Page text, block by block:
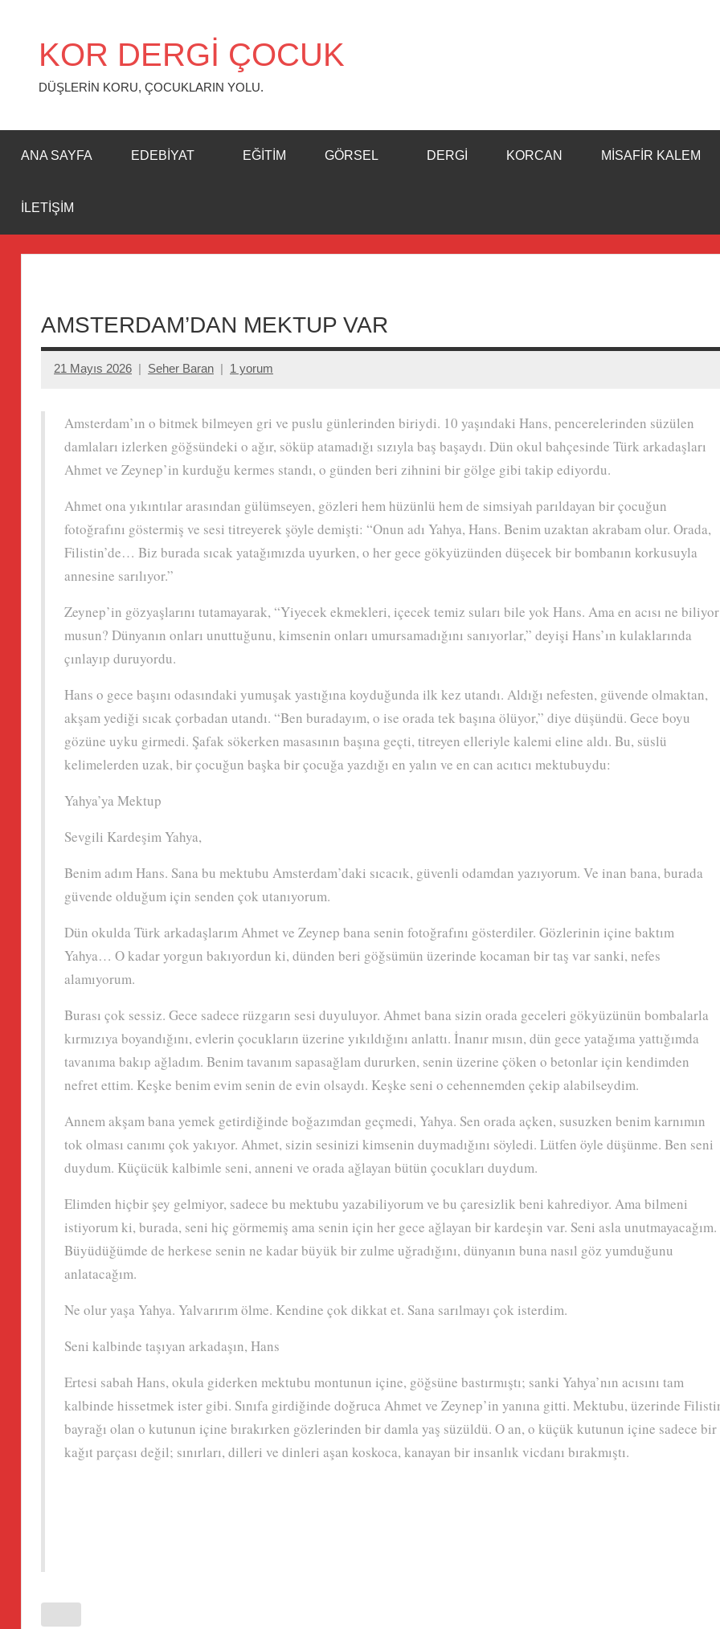
KOR DERGİ ÇOCUK
DÜŞLERİN KORU, ÇOCUKLARIN YOLU.
ANA SAYFA EDEBIYAT EĞITIM GÖRSEL DERGI KORCAN MISAFIR KALEM
İLETIŞIM
AMSTERDAM’DAN MEKTUP VAR
21 Mayıs 2026 Seher Baran 1 yorum
Amsterdam’ın o bitmek bilmeyen gri ve puslu günlerinden biriydi. 10 yaşındaki Hans, pencerelerinden süzülen
damlaları izlerken göğsündeki o ağır, söküp atamadığı sızıyla baş başaydı. Dün okul bahçesinde Türk arkadaşları
Ahmet ve Zeynep’in kurduğu kermes standı, o günden beri zihnini bir gölge gibi takip ediyordu.
Ahmet ona yıkıntılar arasından gülümseyen, gözleri hem hüzünlü hem de simsiyah parıldayan bir çocuğun
fotoğrafını göstermiş ve sesi titreyerek şöyle demişti: “Onun adı Yahya, Hans. Benim uzaktan akrabam olur. Orada,
Filistin’de… Biz burada sıcak yatağımızda uyurken, o her gece gökyüzünden düşecek bir bombanın korkusuyla
annesine sarılıyor.”
Zeynep’in gözyaşlarını tutamayarak, “Yiyecek ekmekleri, içecek temiz suları bile yok Hans. Ama en acısı ne biliyor
musun? Dünyanın onları unuttuğunu, kimsenin onları umursamadığını sanıyorlar,” deyişi Hans’ın kulaklarında
çınlayıp duruyordu.
Hans o gece başını odasındaki yumuşak yastığına koyduğunda ilk kez utandı. Aldığı nefesten, güvende olmaktan,
akşam yediği sıcak çorbadan utandı. “Ben buradayım, o ise orada tek başına ölüyor,” diye düşündü. Gece boyu
gözüne uyku girmedi. Şafak sökerken masasının başına geçti, titreyen elleriyle kalemi eline aldı. Bu, süslü
kelimelerden uzak, bir çocuğun başka bir çocuğa yazdığı en yalın ve en can acıtıcı mektubuydu:
Yahya’ya Mektup
Sevgili Kardeşim Yahya,
Benim adım Hans. Sana bu mektubu Amsterdam’daki sıcacık, güvenli odamdan yazıyorum. Ve inan bana, burada
güvende olduğum için senden çok utanıyorum.
Dün okulda Türk arkadaşlarım Ahmet ve Zeynep bana senin fotoğrafını gösterdiler. Gözlerinin içine baktım
Yahya… O kadar yorgun bakıyordun ki, dünden beri göğsümün üzerinde kocaman bir taş var sanki, nefes
alamıyorum.
Burası çok sessiz. Gece sadece rüzgarın sesi duyuluyor. Ahmet bana sizin orada geceleri gökyüzünün bombalarla
kırmızıya boyandığını, evlerin çocukların üzerine yıkıldığını anlattı. İnanır mısın, dün gece yatağıma yattığımda
tavanıma bakıp ağladım. Benim tavanım sapasağlam dururken, senin üzerine çöken o betonlar için kendimden
nefret ettim. Keşke benim evim senin de evin olsaydı. Keşke seni o cehennemden çekip alabilseydim.
Annem akşam bana yemek getirdiğinde boğazımdan geçmedi, Yahya. Sen orada açken, susuzken benim karnımın
tok olması canımı çok yakıyor. Ahmet, sizin sesinizi kimsenin duymadığını söyledi. Lütfen öyle düşünme. Ben seni
duydum. Küçücük kalbimle seni, anneni ve orada ağlayan bütün çocukları duydum.
Elimden hiçbir şey gelmiyor, sadece bu mektubu yazabiliyorum ve bu çaresizlik beni kahrediyor. Ama bilmeni
istiyorum ki, burada, seni hiç görmemiş ama senin için her gece ağlayan bir kardeşin var. Seni asla unutmayacağım.
Büyüdüğümde de herkese senin ne kadar büyük bir zulme uğradığını, dünyanın buna nasıl göz yumduğunu
anlatacağım.
Ne olur yaşa Yahya. Yalvarırım ölme. Kendine çok dikkat et. Sana sarılmayı çok isterdim.
Seni kalbinde taşıyan arkadaşın, Hans
Ertesi sabah Hans, okula giderken mektubu montunun içine, göğsüne bastırmıştı; sanki Yahya’nın acısını tam
kalbinde hissetmek ister gibi. Sınıfa girdiğinde doğruca Ahmet ve Zeynep’in yanına gitti. Mektubu, üzerinde
bayrağı olan o kutunun içine bırakırken gözlerinden bir damla yaş süzüldü. O an, o küçük kutunun içine sadece bir
kağıt parçası değil; sınırları, dilleri ve dinleri aşan koskoca, kanayan bir insanlık vicdanı bırakmıştı.